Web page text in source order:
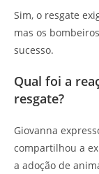
Sim, o resgate
mas os
sucesso.
Qual foi a
resgate?
Giovanna
compartilhou a
a adoção de